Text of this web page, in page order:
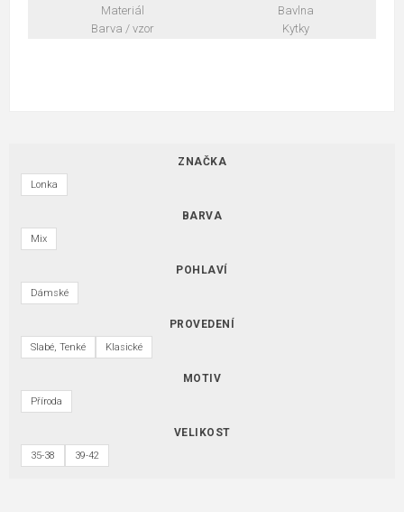
Materiál
Bavlna
Barva / vzor
Kytky
ZNAČKA
Lonka
BARVA
Mix
POHLAVÍ
Dámské
PROVEDENÍ
Slabé, Tenké Klasické
MOTIV
Příroda
VELIKOST
35-38 39-42